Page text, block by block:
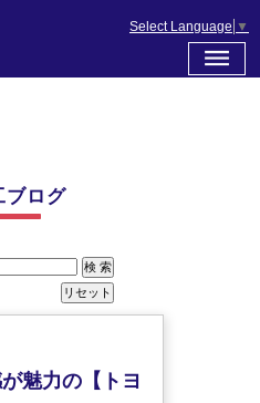
Select Language ▼
ブログ
魅力の【トヨ